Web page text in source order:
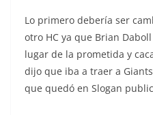
Lo primero debería ser
otro HC ya que Brian
lugar de la prometida y
dijo que iba a traer a
que quedó en Slogan